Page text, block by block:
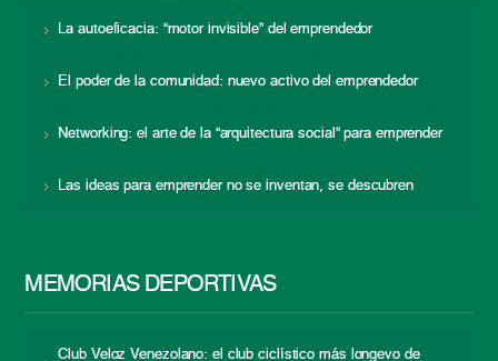
La autoeficacia: “motor invisible” del emprendedor
El poder de la comunidad: nuevo activo del emprendedor
Networking: el arte de la “arquitectura social” para emprender
Las ideas para emprender no se inventan, se descubren
MEMORIAS DEPORTIVAS
Club Veloz Venezolano: el club ciclístico más longevo de